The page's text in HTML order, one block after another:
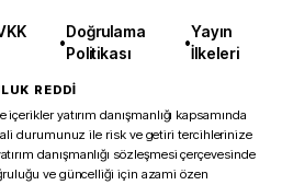
•
Doğrulama
Politikası
•
Yayın
İlkeleri
REDDİ
yatırım danışmanlığı kapsamında
durumunuz ile risk ve getiri tercihlerinize
danışmanlığı sözleşmesi çerçevesinde
ve güncelliği için azami özen